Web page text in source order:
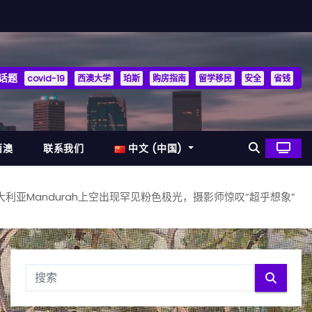
题 covid-19 西澳大学 珀斯 购房指南 留学移民 安全 省钱
澳 联系我们 中文 (中国)
利亚Mandurah上空出现罕见粉色极光，摄影师惊叹“超乎想象”